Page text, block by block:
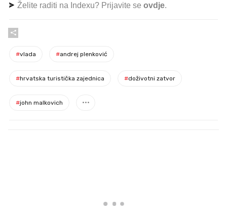
Želite raditi na Indexu? Prijavite se ovdje.
#vlada #andrej plenković
#hrvatska turistička zajednica #doživotni zatvor
#john malkovich